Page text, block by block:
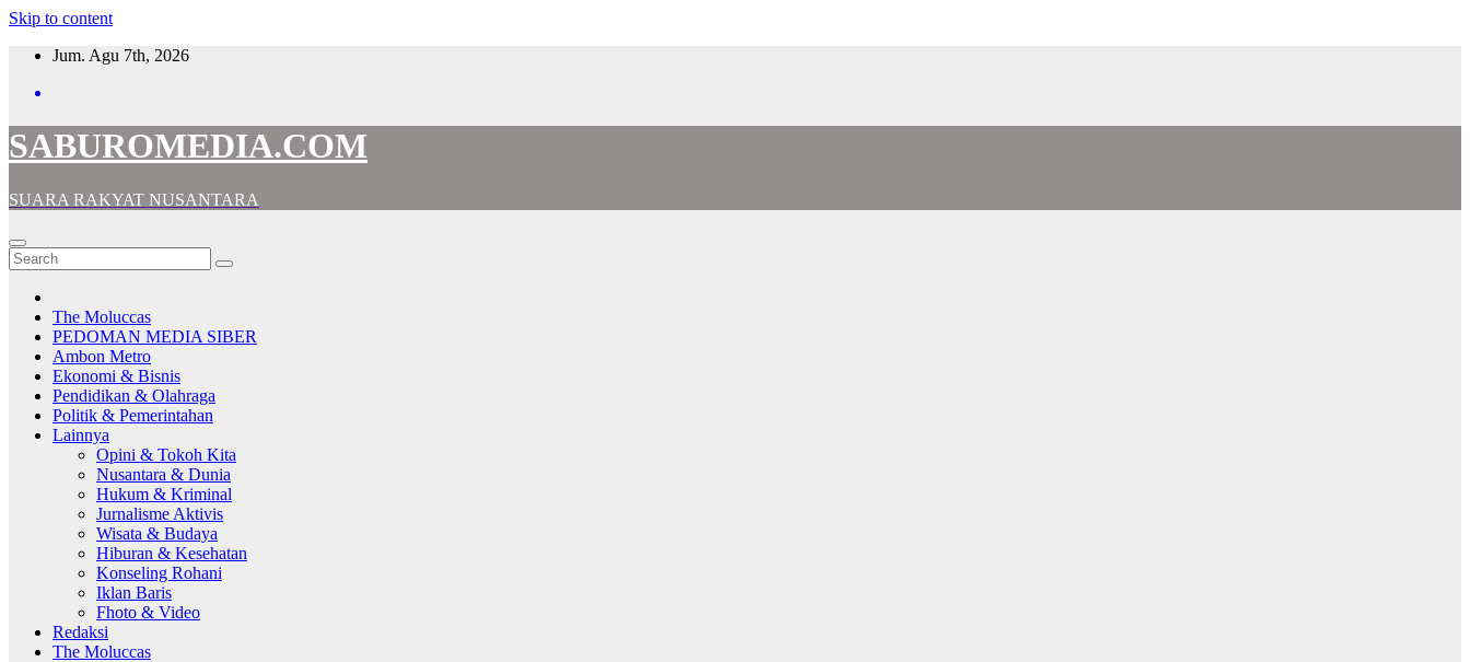
Skip to content
Jum. Agu 7th, 2026
SABUROMEDIA.COM
SUARA RAKYAT NUSANTARA
The Moluccas
PEDOMAN MEDIA SIBER
Ambon Metro
Ekonomi & Bisnis
Pendidikan & Olahraga
Politik & Pemerintahan
Lainnya
Opini & Tokoh Kita
Nusantara & Dunia
Hukum & Kriminal
Jurnalisme Aktivis
Wisata & Budaya
Hiburan & Kesehatan
Konseling Rohani
Iklan Baris
Fhoto & Video
Redaksi
The Moluccas